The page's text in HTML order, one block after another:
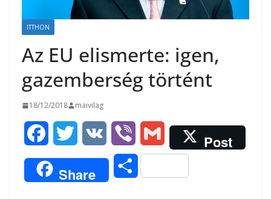
ITTHON
Az EU elismerte: igen,
gazemberség történt
18/12/2018 maivilag
a
c
w
i
K
i
b
m
a
Post
Share
O